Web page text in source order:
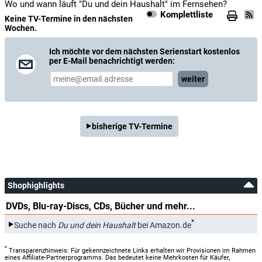
Wo und wann läuft "Du und dein Haushalt" im Fernsehen?
Komplettliste
Keine TV-Termine in den nächsten
Wochen.
Ich möchte vor dem nächsten Serienstart kostenlos
per E-Mail benachrichtigt werden:
weiter
bisherige TV-Termine
Shophighlights
DVDs, Blu-ray-Discs, CDs, Bücher und mehr...
Suche nach Du und dein Haushaltbei Amazon.de*
* Transparenzhinweis: Für gekennzeichnete Links erhalten wir Provisionen im Rahmen
eines Affiliate-Partnerprogramms. Das bedeutet keine Mehrkosten für Käufer,